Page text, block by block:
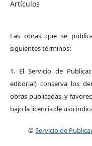
Artículos
Las obras que se
siguientes términos:
1. El Servicio de
editorial) conserva los
obras publicadas, y
bajo la licencia de uso
©Servicio de